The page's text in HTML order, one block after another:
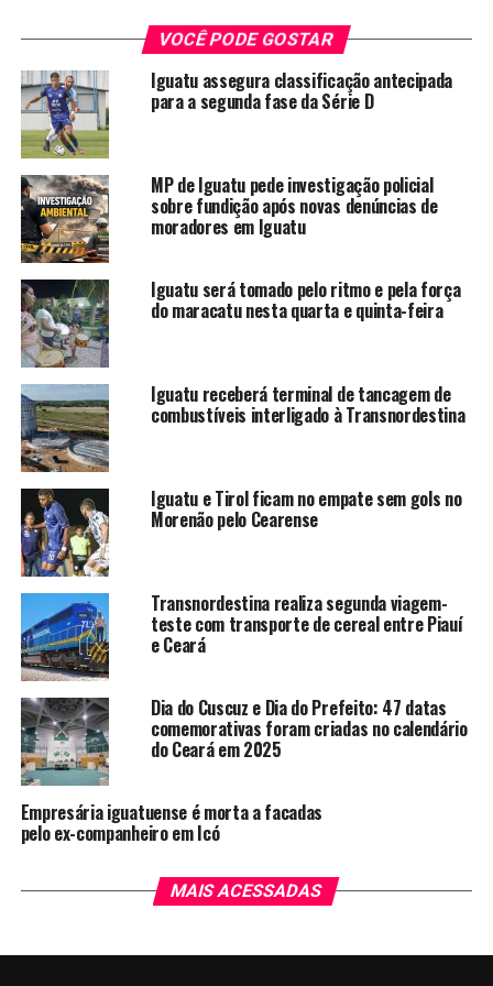
PORTAL IGUATU NOTICIAS
TVMAIS VÍDEO
A SEGUIR
Iguatu – Topique de empresa de Iguatu incendeia no
cariri
Iguatu – Rodoviária de Iguatu aguarda aumento de
fluxo de passageiros
Redação - Maisfm
VOCÊ PODE GOSTAR
Iguatu assegura classificação antecipada
para a segunda fase da Série D
MP de Iguatu pede investigação policial
sobre fundição após novas denúncias de
moradores em Iguatu
Iguatu será tomado pelo ritmo e pela força
do maracatu nesta quarta e quinta-feira
Iguatu receberá terminal de tancagem de
combustíveis interligado à Transnordestina
Iguatu e Tirol ficam no empate sem gols no
Morenão pelo Cearense
Transnordestina realiza segunda viagem-
teste com transporte de cereal entre Piauí
e Ceará
Dia do Cuscuz e Dia do Prefeito: 47 datas
comemorativas foram criadas no calendário
do Ceará em 2025
Empresária iguatuense é morta a facadas
pelo ex-companheiro em Icó
MAIS ACESSADAS